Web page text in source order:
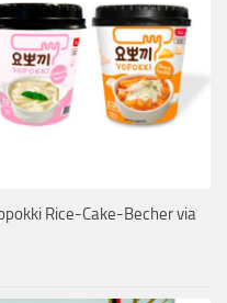
Rice-Cake-Becher via